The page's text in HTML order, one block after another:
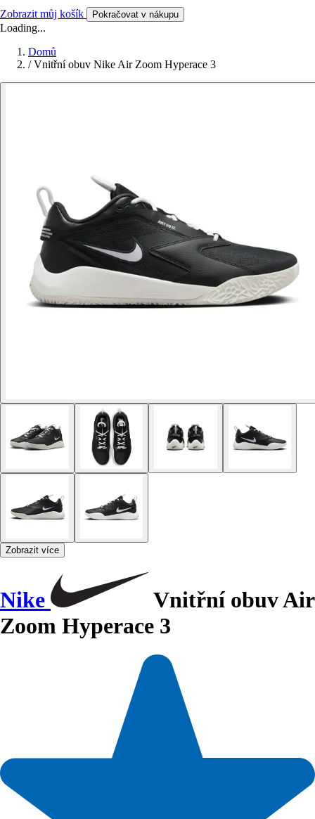
Zobrazit můj košík Pokračovat v nákupu
Loading...
Domů
/ Vnitřní obuv Nike Air Zoom Hyperace 3
Zobrazit více
Nike
Vnitřní obuv Air
Zoom Hyperace 3